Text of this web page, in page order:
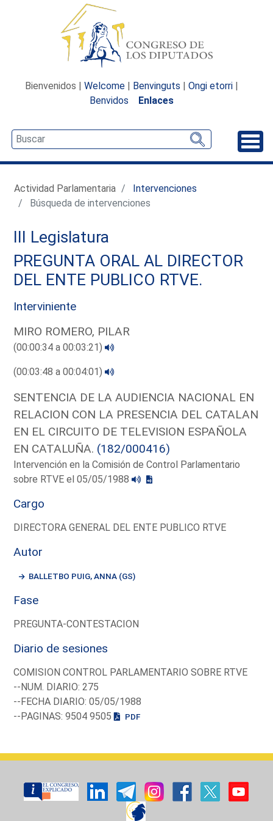
Bienvenidos | Welcome | Benvinguts | Ongi etorri |
Benvidos
Enlaces
Actividad Parlamentaria
Intervenciones
Búsqueda de intervenciones
III Legislatura
PREGUNTA ORAL AL DIRECTOR
DEL ENTE PUBLICO RTVE.
Interviniente
MIRO ROMERO, PILAR
(00:00:34 a 00:03:21)
(00:03:48 a 00:04:01)
SENTENCIA DE LA AUDIENCIA NACIONAL EN
RELACION CON LA PRESENCIA DEL CATALAN
EN EL CIRCUITO DE TELEVISION ESPAÑOLA
EN CATALUÑA. (182/000416)
Intervención en la Comisión de Control Parlamentario
sobre RTVE el 05/05/1988
Cargo
DIRECTORA GENERAL DEL ENTE PUBLICO RTVE
Autor
BALLETBO PUIG, ANNA (GS)
Fase
PREGUNTA-CONTESTACION
Diario de sesiones
COMISION CONTROL PARLAMENTARIO SOBRE RTVE
--NUM. DIARIO: 275
--FECHA DIARIO: 05/05/1988
--PAGINAS: 9504 9505
PDF